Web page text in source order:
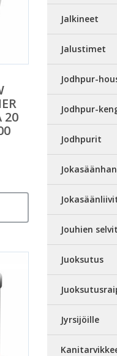
20
Jalkineet
Jalustimet
Jodhpur-
Jodhpur-
Jodhpurit
Jouhien
Juoksutus
Jyrsijöille